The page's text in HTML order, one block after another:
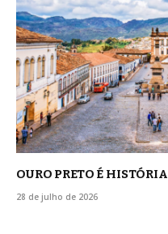
OURO PRETO É HISTÓRIA
28 de julho de 2026